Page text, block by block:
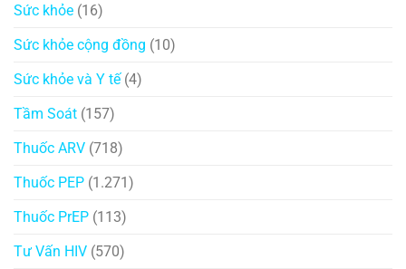
Sức khỏe (16)
Sức khỏe cộng đồng (10)
Sức khỏe và Y tế(4)
Tầm Soát (157)
Thuốc ARV (718)
Thuốc PEP (1.271)
Thuốc PrEP (113)
Tư Vấn HIV (570)